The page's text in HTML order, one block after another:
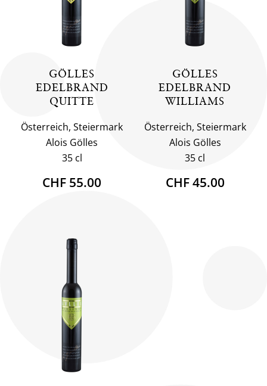
GÖLLES
EDELBRAND
QUITTE
Österreich, Steiermark
Alois Gölles
35 cl
CHF 55.00
GÖLLES
EDELBRAND
WILLIAMS
Österreich, Steiermark
Alois Gölles
35 cl
CHF 45.00